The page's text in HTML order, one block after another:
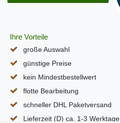
Ihre Vorteile
große Auswahl
günstige Preise
kein Mindestbestellwert
flotte Bearbeitung
schneller DHL Paketversand
Lieferzeit (D) ca. 1-3 Werktage